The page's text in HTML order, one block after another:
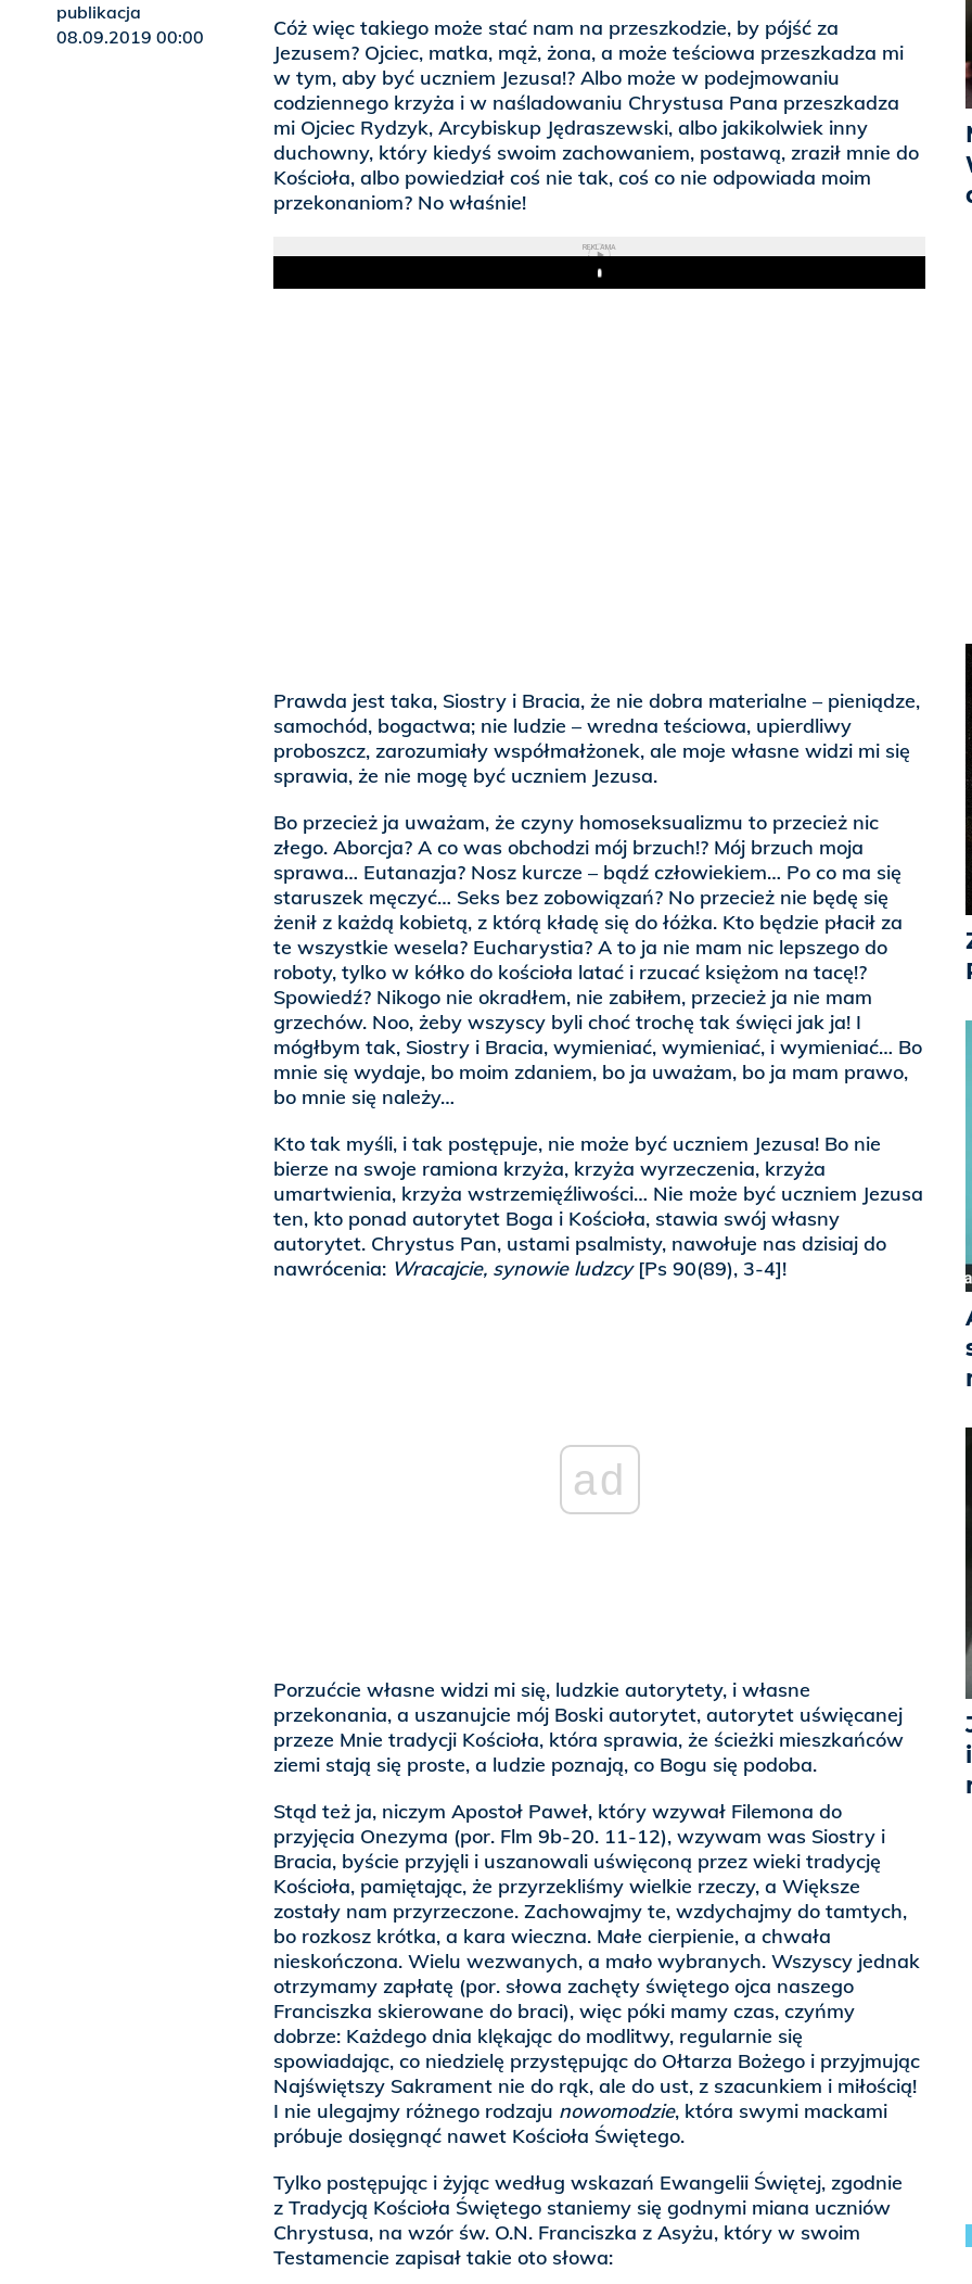
Cóż więc takiego może stać nam na przeszkodzie, by pójść za
Jezusem? Ojciec, matka, mąż, żona, a może teściowa przeszkadza mi
w tym, aby być uczniem Jezusa!? Albo może w podejmowaniu
codziennego krzyża i w naśladowaniu Chrystusa Pana przeszkadza
mi Ojciec Rydzyk, Arcybiskup Jędraszewski, albo jakikolwiek inny
duchowny, który kiedyś swoim zachowaniem, postawą, zraził mnie do
Kościoła, albo powiedział coś nie tak, coś co nie odpowiada moim
przekonaniom? No właśnie!
REKLAMA
Play
Prawda jest taka, Siostry i Bracia, że nie dobra materialne – pieniądze,
samochód, bogactwa; nie ludzie – wredna teściowa, upierdliwy
proboszcz, zarozumiały współmałżonek, ale moje własne widzi mi się
sprawia, że nie mogę być uczniem Jezusa.
Bo przecież ja uważam, że czyny homoseksualizmu to przecież nic
złego. Aborcja? A co was obchodzi mój brzuch!? Mój brzuch moja
sprawa… Eutanazja? Nosz kurcze – bądź człowiekiem… Po co ma się
staruszek męczyć… Seks bez zobowiązań? No przecież nie będę się
żenił z każdą kobietą, z którą kładę się do łóżka. Kto będzie płacił za
te wszystkie wesela? Eucharystia? A to ja nie mam nic lepszego do
roboty, tylko w kółko do kościoła latać i rzucać księżom na tacę!?
Spowiedź? Nikogo nie okradłem, nie zabiłem, przecież ja nie mam
grzechów. Noo, żeby wszyscy byli choć trochę tak święci jak ja! I
mógłbym tak, Siostry i Bracia, wymieniać, wymieniać, i wymieniać… Bo
mnie się wydaje, bo moim zdaniem, bo ja uważam, bo ja mam prawo,
bo mnie się należy…
Kto tak myśli, i tak postępuje, nie może być uczniem Jezusa! Bo nie
bierze na swoje ramiona krzyża, krzyża wyrzeczenia, krzyża
umartwienia, krzyża wstrzemięźliwości… Nie może być uczniem Jezusa
ten, kto ponad autorytet Boga i Kościoła, stawia swój własny
autorytet. Chrystus Pan, ustami psalmisty, nawołuje nas dzisiaj do
nawrócenia: Wracajcie, synowie ludzcy[Ps 90(89), 3-4]!
ad
Porzućcie własne widzi mi się, ludzkie autorytety, i własne
przekonania, a uszanujcie mój Boski autorytet, autorytet uświęcanej
przeze Mnie tradycji Kościoła, która sprawia, że ścieżki mieszkańców
ziemi stają się proste, a ludzie poznają, co Bogu się podoba.
Stąd też ja, niczym Apostoł Paweł, który wzywał Filemona do
przyjęcia Onezyma (por. Flm 9b-20. 11-12), wzywam was Siostry i
Bracia, byście przyjęli i uszanowali uświęconą przez wieki tradycję
Kościoła, pamiętając, że przyrzekliśmy wielkie rzeczy, a Większe
zostały nam przyrzeczone. Zachowajmy te, wzdychajmy do tamtych,
bo rozkosz krótka, a kara wieczna. Małe cierpienie, a chwała
nieskończona. Wielu wezwanych, a mało wybranych. Wszyscy jednak
otrzymamy zapłatę (por. słowa zachęty świętego ojca naszego
Franciszka skierowane do braci), więc póki mamy czas, czyńmy
dobrze: Każdego dnia klękając do modlitwy, regularnie się
spowiadając, co niedzielę przystępując do Ołtarza Bożego i przyjmując
Najświętszy Sakrament nie do rąk, ale do ust, z szacunkiem i miłością!
I nie ulegajmy różnego rodzaju nowomodzie, która swymi mackami
próbuje dosięgnąć nawet Kościoła Świętego.
Tylko postępując i żyjąc według wskazań Ewangelii Świętej, zgodnie
z Tradycją Kościoła Świętego staniemy się godnymi miana uczniów
Chrystusa, na wzór św. O.N. Franciszka z Asyżu, który w swoim
Testamencie zapisał takie oto słowa:
publikacja
08.09.2019 00:00